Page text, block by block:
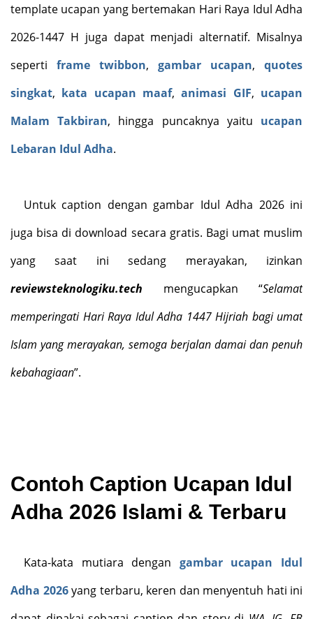
template ucapan yang bertemakan Hari Raya Idul Adha
2026-1447 H juga dapat menjadi alternatif. Misalnya
seperti frame twibbon, gambar ucapan, quotes
singkat, kata ucapan maaf,animasi GIF, ucapan
Malam Takbiran, hingga puncaknya yaitu ucapan
Lebaran Idul Adha.
Untuk caption dengan gambar Idul Adha 2026 ini
juga bisa di download secara gratis. Bagi umat muslim
yang saat ini sedang merayakan, izinkan
reviewsteknologiku.tech mengucapkan “Selamat
memperingati Hari Raya Idul Adha 1447 Hijriah bagi umat
Islam yang merayakan, semoga berjalan damai dan penuh
kebahagiaan”.
Contoh Caption Ucapan Idul
Adha 2026 Islami & Terbaru
Kata-kata mutiara dengan gambar ucapan Idul
Adha 2026yang terbaru, keren dan menyentuh hati ini